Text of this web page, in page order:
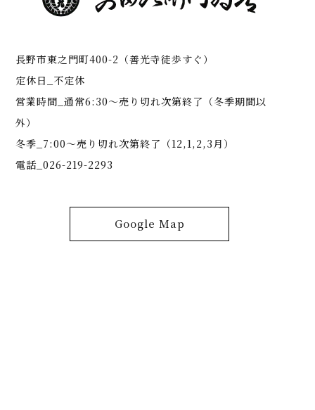
長野市東之門町400-2（善光寺徒歩すぐ）
定休日_不定休
営業時間_通常6:30～売り切れ次第終了（冬季期間以
外）
冬季_7:00～売り切れ次第終了（12,1,2,3月）
電話_026-219-2293
Google Map